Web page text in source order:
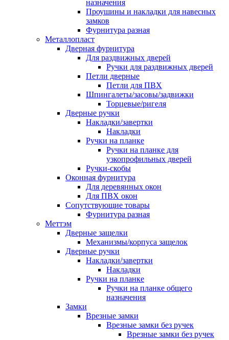
назначения
Проушины и накладки для навесных
замков
Фурнитура разная
Металлопласт
Дверная фурнитура
Для раздвижных дверей
Ручки для раздвижных дверей
Петли дверные
Петли для ПВХ
Шпингалеты/засовы/задвижки
Торцевые/ригеля
Дверные ручки
Накладки/завертки
Накладки
Ручки на планке
Ручки на планке для
узкопрофильных дверей
Ручки-скобы
Оконная фурнитура
Для деревянных окон
Для ПВХ окон
Сопутствующие товары
Фурнитура разная
Меттэм
Дверные защелки
Механизмы/корпуса защелок
Дверные ручки
Накладки/завертки
Накладки
Ручки на планке
Ручки на планке общего
назначения
Замки
Врезные замки
Врезные замки без ручек
Врезные замки без ручек